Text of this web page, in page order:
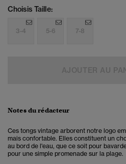
Choisis Taille:
3-4 5-6 7-8
Notes du rédacteur
Ces tongs vintage arborent notre logo
mais confortable. Elles constituent un
au bord de l'eau, que ce soit pour
pour une simple promenade sur la plage.